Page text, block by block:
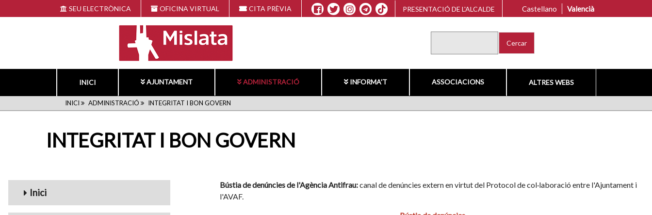
al
SEU ELECTRÒNICA OFICINA VIRTUAL CITA PRÈVIA PRESENTACIÓ DE L'ALCALDE Castellano Valencià
INICI AJUNTAMENT ADMINISTRACIÓ INFORMA'T ASSOCIACIONS ALTRES WEBS
FIL
D'ARIADNA
INICI ADMINISTRACIÓ INTEGRITAT I BON GOVERN
INTEGRITAT I BON GOVERN
navigation1
Inici
Bústia de denúncies de l'Agència Antifrau:canal de denúncies extern en virtut del Protocol de col·laboració entre l'Ajuntament i
l'AVAF.